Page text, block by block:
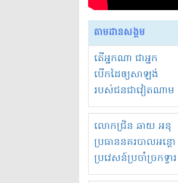
តាមដានសង្គម
តើអ្នកណា ជាអ្នក
បើកដៃឲ្យសាឡង់
របស់ជនជាវៀតណាម
ចូល មកខុស
ច្បាប់លួចបូមខ្សាច់នៅ
ក្នុងប្រទេសកម្ពុជា
លោកជ្រិន ឆាយ អនុ
ប្រធាននគរបាលអន្តោ
ប្រវេសន៍ប្រចាំច្រកទ្វារ
ព្រំដែនភ្នំឌិន និងឈ្មួញ